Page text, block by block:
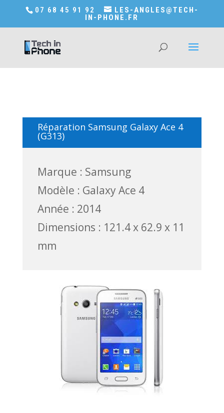
Accédez a Shop-in-tech-in-phone
07 68 45 91 92
LES-ANGLES@TECH-
IN-PHONE.FR
Réparation Samsung Galaxy Ace 4
(G313)
Marque : Samsung
Modèle : Galaxy Ace 4
Année : 2014
Dimensions : 121.4 x 62.9 x 11
mm